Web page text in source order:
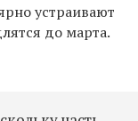
устраивают
до марта.